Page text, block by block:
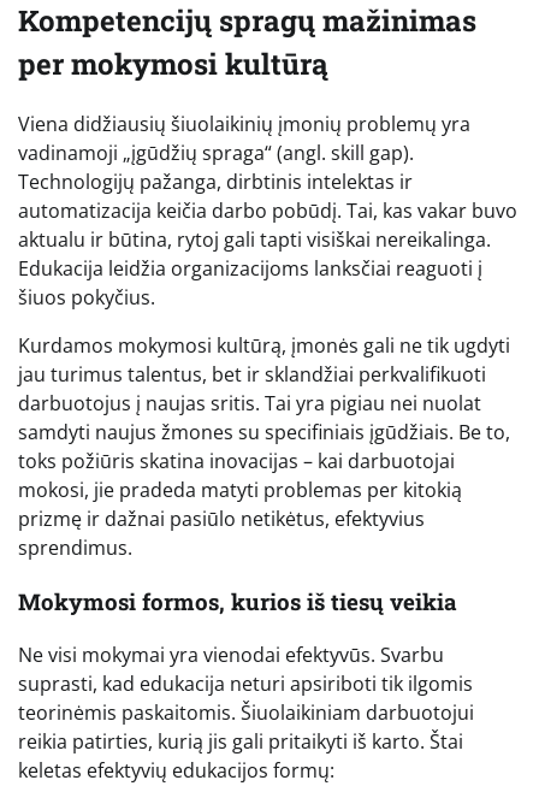
Kompetencijų spragų mažinimas
per mokymosi kultūrą
Viena didžiausių šiuolaikinių įmonių problemų yra
vadinamoji „įgūdžių spraga“ (angl. skill gap).
Technologijų pažanga, dirbtinis intelektas ir
automatizacija keičia darbo pobūdį. Tai, kas vakar buvo
aktualu ir būtina, rytoj gali tapti visiškai nereikalinga.
Edukacija leidžia organizacijoms lanksčiai reaguoti į
šiuos pokyčius.
Kurdamos mokymosi kultūrą, įmonės gali ne tik ugdyti
jau turimus talentus, bet ir sklandžiai perkvalifikuoti
darbuotojus į naujas sritis. Tai yra pigiau nei nuolat
samdyti naujus žmones su specifiniais įgūdžiais. Be to,
toks požiūris skatina inovacijas – kai darbuotojai
mokosi, jie pradeda matyti problemas per kitokią
prizmę ir dažnai pasiūlo netikėtus, efektyvius
sprendimus.
Mokymosi formos, kurios iš tiesų veikia
Ne visi mokymai yra vienodai efektyvūs. Svarbu
suprasti, kad edukacija neturi apsiriboti tik ilgomis
teorinėmis paskaitomis. Šiuolaikiniam darbuotojui
reikia patirties, kurią jis gali pritaikyti iš karto. Štai
keletas efektyvių edukacijos formų: